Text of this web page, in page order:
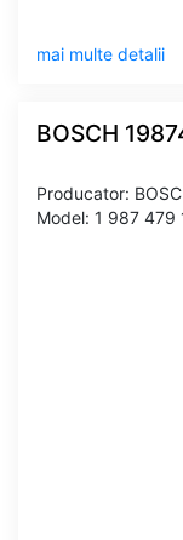
mai multe detalii
BOSCH
Producator:
Model: 1 987 479